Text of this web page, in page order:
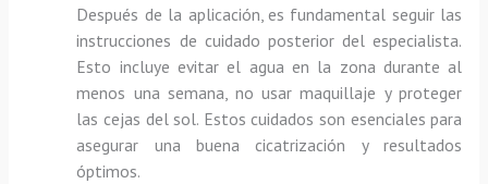
Después de la aplicación, es fundamental seguir las
instrucciones de cuidado posterior del especialista.
Esto incluye evitar el agua en la zona durante al
menos una semana, no usar maquillaje y proteger
las cejas del sol. Estos cuidados son esenciales para
asegurar una buena cicatrización y resultados
óptimos.